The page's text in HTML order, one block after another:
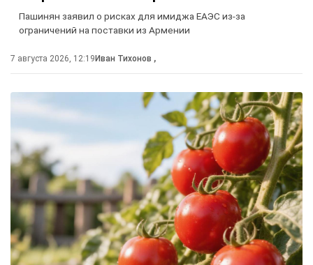
Пашинян заявил о рисках для имиджа ЕАЭС из-за
ограничений на поставки из Армении
7 августа 2026, 12:19Иван Тихонов ,